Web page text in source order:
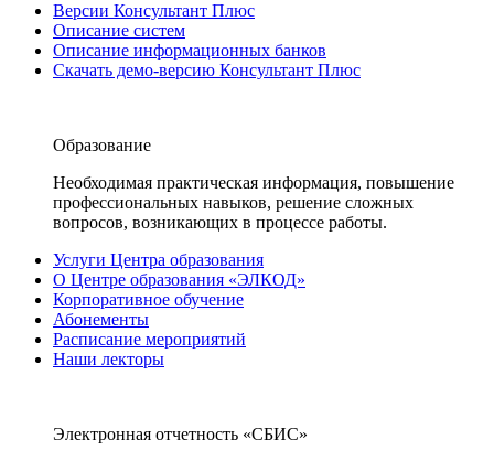
Версии Консультант Плюс
Описание систем
Описание информационных банков
Скачать демо-версию Консультант Плюс
Образование
Необходимая практическая информация, повышение
профессиональных навыков, решение сложных
вопросов, возникающих в процессе работы.
Услуги Центра образования
О Центре образования «ЭЛКОД»
Корпоративное обучение
Абонементы
Расписание мероприятий
Наши лекторы
Электронная отчетность «СБИС»